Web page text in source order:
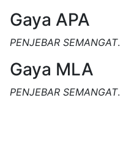
Gaya APA
PENJEBAR SEMANGAT.
Gaya MLA
PENJEBAR SEMANGAT.